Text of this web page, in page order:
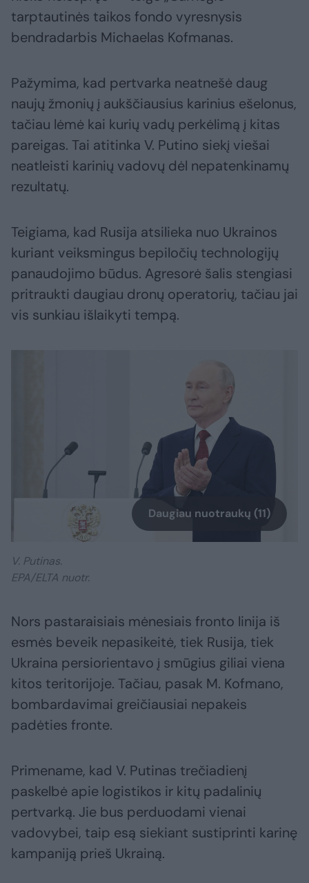
tarptautinės taikos fondo vyresnysis
bendradarbis Michaelas Kofmanas.
Pažymima, kad pertvarka neatnešė daug
naujų žmonių į aukščiausius karinius ešelonus,
tačiau lėmė kai kurių vadų perkėlimą į kitas
pareigas. Tai atitinka V. Putino siekį viešai
neatleisti karinių vadovų dėl nepatenkinamų
rezultatų.
Teigiama, kad Rusija atsilieka nuo Ukrainos
kuriant veiksmingus bepiločių technologijų
panaudojimo būdus. Agresorė šalis stengiasi
pritraukti daugiau dronų operatorių, tačiau jai
vis sunkiau išlaikyti tempą.
Daugiau nuotraukų (11)
V. Putinas.
EPA/ELTA nuotr.
Nors pastaraisiais mėnesiais fronto linija iš
esmės beveik nepasikeitė, tiek Rusija, tiek
Ukraina persiorientavo į smūgius giliai viena
kitos teritorijoje. Tačiau, pasak M. Kofmano,
bombardavimai greičiausiai nepakeis
padėties fronte.
Primename, kad V. Putinas trečiadienį
paskelbė apie logistikos ir kitų padalinių
pertvarką. Jie bus perduodami vienai
vadovybei, taip esą siekiant sustiprinti karinę
kampaniją prieš Ukrainą.